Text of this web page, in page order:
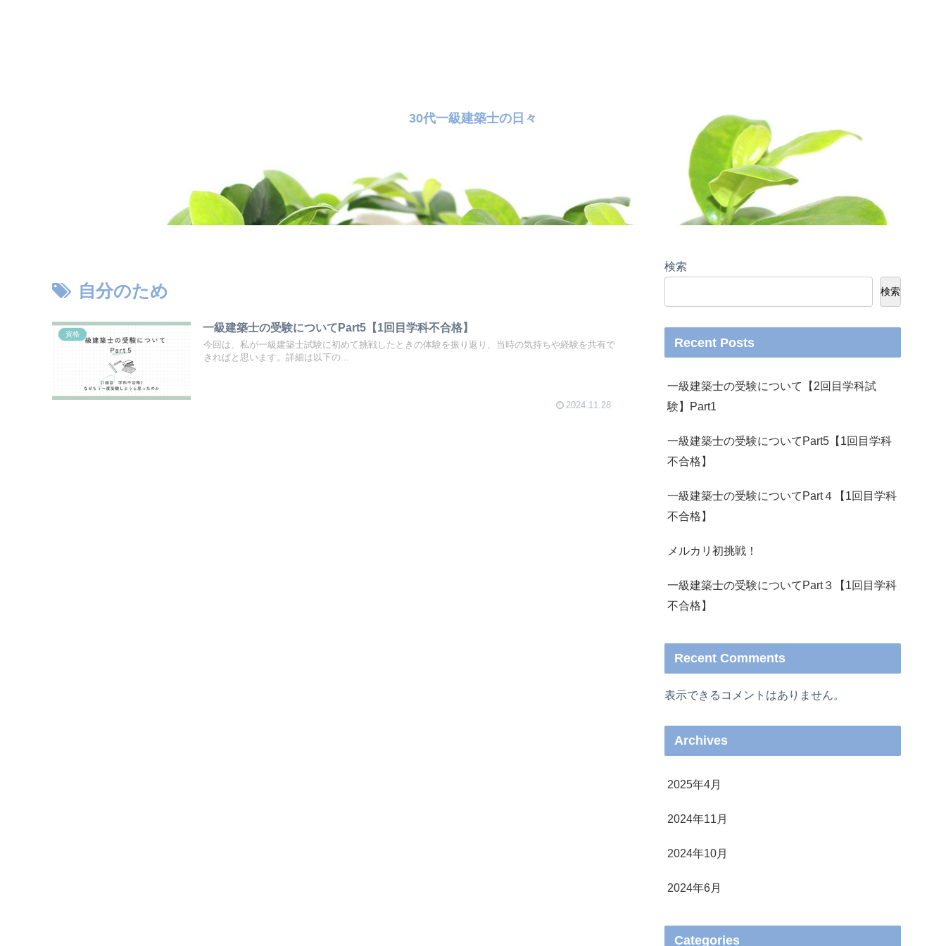
30代一級建築士の日々
自分のため
資格
一級建築士の受験についてPart5【1回目学科不合格】
今回は、私が一級建築士試験に初めて挑戦したときの体験を振り返り、当時の気持ちや経験を共有で
きればと思います。詳細は以下の...
2024.11.28
検索
検索
Recent Posts
一級建築士の受験について【2回目学科試
験】Part1
一級建築士の受験についてPart5【1回目学科
不合格】
一級建築士の受験についてPart４【1回目学科
不合格】
メルカリ初挑戦！
一級建築士の受験についてPart３【1回目学科
不合格】
Recent Comments
表示できるコメントはありません。
Archives
2025年4月
2024年11月
2024年10月
2024年6月
Categories